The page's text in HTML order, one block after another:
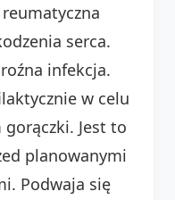
serca.
infekcja.
w celu
Jest to
planowanymi
Podwaja się